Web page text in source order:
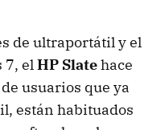
de ultraportátil y el
7, elHP Slatehace
usuarios que ya
están habituados